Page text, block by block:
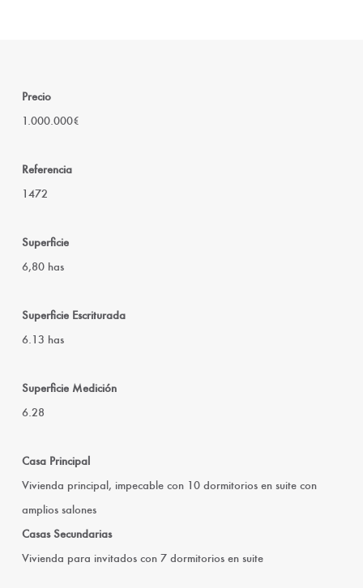
Precio
1.000.000€
Referencia
1472
Superficie
6,80 has
Superficie Escriturada
6.13 has
Superficie Medición
6.28
Casa Principal
Vivienda principal, impecable con 10 dormitorios en suite con
amplios salones
Casas Secundarias
Vivienda para invitados con 7 dormitorios en suite